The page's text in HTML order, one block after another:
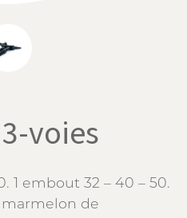
voies
1 embout 32 – 40 – 50.
marmelon de